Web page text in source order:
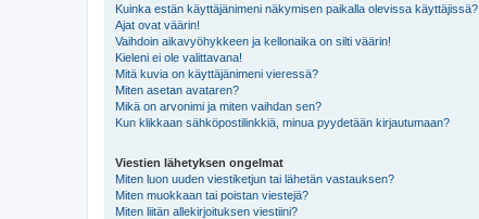
Kuinka estän käyttäjänimeni näkymisen paikalla olevissa käyttäjissä?
Ajat ovat väärin!
Vaihdoin aikavyöhykkeen ja kellonaika on silti väärin!
Kieleni ei ole valittavana!
Mitä kuvia on käyttäjänimeni vieressä?
Miten asetan avataren?
Mikä on arvonimi ja miten vaihdan sen?
Kun klikkaan sähköpostilinkkiä, minua pyydetään kirjautumaan?
Viestien lähetyksen ongelmat
Miten luon uuden viestiketjun tai lähetän vastauksen?
Miten muokkaan tai poistan viestejä?
Miten liitän allekirjoituksen viestiini?